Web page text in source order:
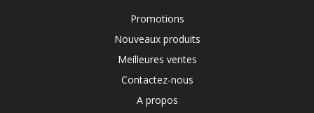
Promotions
Nouveaux produits
Meilleures ventes
Contactez-nous
A propos